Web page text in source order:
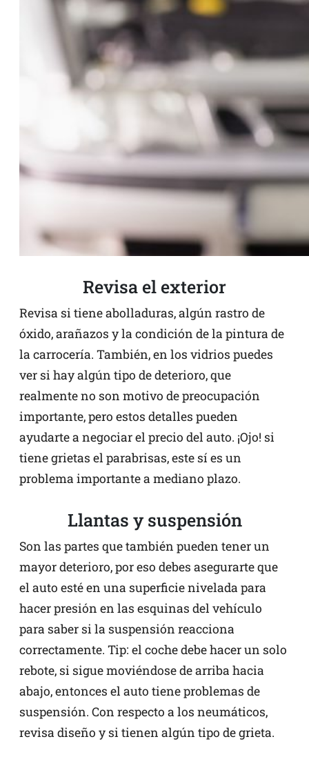
Revisa el exterior
Revisa si tiene abolladuras, algún rastro de
óxido, arañazos y la condición de la pintura de
la carrocería. También, en los vidrios puedes
ver si hay algún tipo de deterioro, que
realmente no son motivo de preocupación
importante, pero estos detalles pueden
ayudarte a negociar el precio del auto. ¡Ojo! si
tiene grietas el parabrisas, este sí es un
problema importante a mediano plazo.
Llantas y suspensión
Son las partes que también pueden tener un
mayor deterioro, por eso debes asegurarte que
el auto esté en una superficie nivelada para
hacer presión en las esquinas del vehículo
para saber si la suspensión reacciona
correctamente. Tip: el coche debe hacer un solo
rebote, si sigue moviéndose de arriba hacia
abajo, entonces el auto tiene problemas de
suspensión. Con respecto a los neumáticos,
revisa diseño y si tienen algún tipo de grieta.